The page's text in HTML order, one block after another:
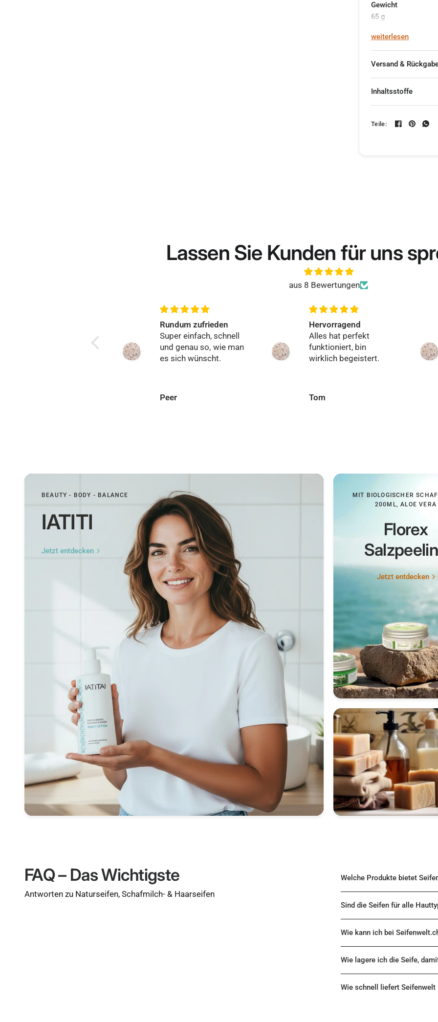
Gewicht
65 g
Liefermenge
1 Stück
weiterlesen
Versand &
Inhaltsstoffe
Teile:
Lassen Sie Kunden für uns
aus 8 Bewertungen
und genau so, wie man
Hervorragend
Alles hat perfekt
funktioniert, bin
wirklich begeistert.
Tom
Einfach klasse
Toller Ablauf,
unkompliziert und
absolut
Tina
BEAUTY - BODY - BALANCE
IATITI
Jetzt entdecken
MIT BIOLOGISCHER
200ML, ALOE VERA
Florex
Jetzt entdecken
FAQ – Das Wichtigste
Antworten zu Naturseifen, Schafmilch- & Haarseifen
Welche Produkte bietet
Sind die Seifen für alle
Wie kann ich bei
Wie lagere ich die Seife,
Wie schnell liefert Seifenwelt